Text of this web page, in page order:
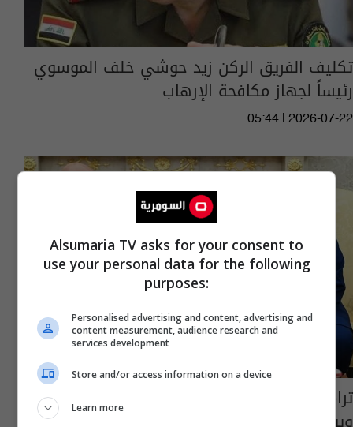
تكليف الفريق الركن زيد حوشي خلف الموسوي
رئيساً لجهاز مكافحة الإرهاب
05:44 | 2026-07-22
ترامب يكشف عن حوار "خلف الكواليس" مع إيران
Alsumaria TV asks for your consent to
use your personal data for the following
purposes:
Personalised advertising and content, advertising and
content measurement, audience research and
services development
Store and/or access information on a device
Learn more